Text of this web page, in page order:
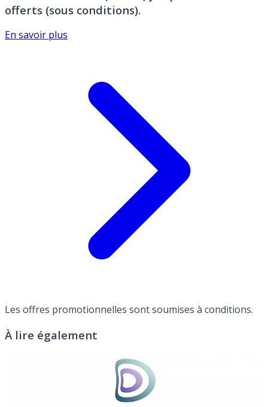
offerts (sous conditions).
En savoir plus
Les offres promotionnelles sont soumises à conditions.
À lire également